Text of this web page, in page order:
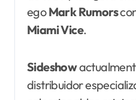
egoMark Rumors
Miami Vice.
Sideshow
distribuidor